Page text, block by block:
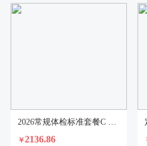
￥2136.86